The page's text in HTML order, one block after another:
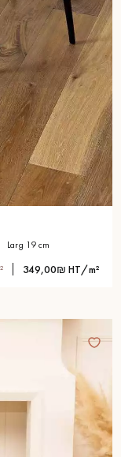
larg 19 cm
349,00₪ HT/m²